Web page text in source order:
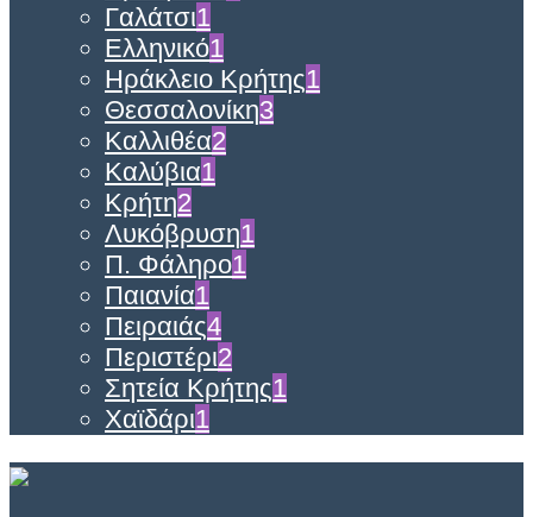
Γαλάτσι1
Ελληνικό1
Ηράκλειο Κρήτης1
Θεσσαλονίκη3
Καλλιθέα2
Καλύβια1
Κρήτη2
Λυκόβρυση1
Π. Φάληρο1
Παιανία1
Πειραιάς4
Περιστέρι2
Σητεία Κρήτης1
Χαϊδάρι1